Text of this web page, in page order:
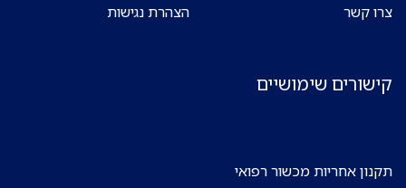
צרו קשר הצהרת נגישות
קישורים שימושיים
תקנון אחריות מכשור רפואי